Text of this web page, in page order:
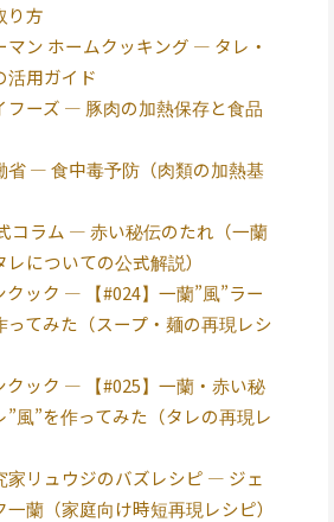
り方
マン ホームクッキング — タレ・
活用ガイド
フーズ — 豚肉の加熱保存と食品
省 — 食中毒予防（肉類の加熱基
コラム — 赤い秘伝のたれ（一蘭
レについての公式解説）
クック — 【#024】一蘭”風”ラー
ってみた（スープ・麺の再現レシ
クック — 【#025】一蘭・赤い秘
”風”を作ってみた（タレの再現レ
家リュウジのバズレシピ — ジェ
一蘭（家庭向け時短再現レシピ）